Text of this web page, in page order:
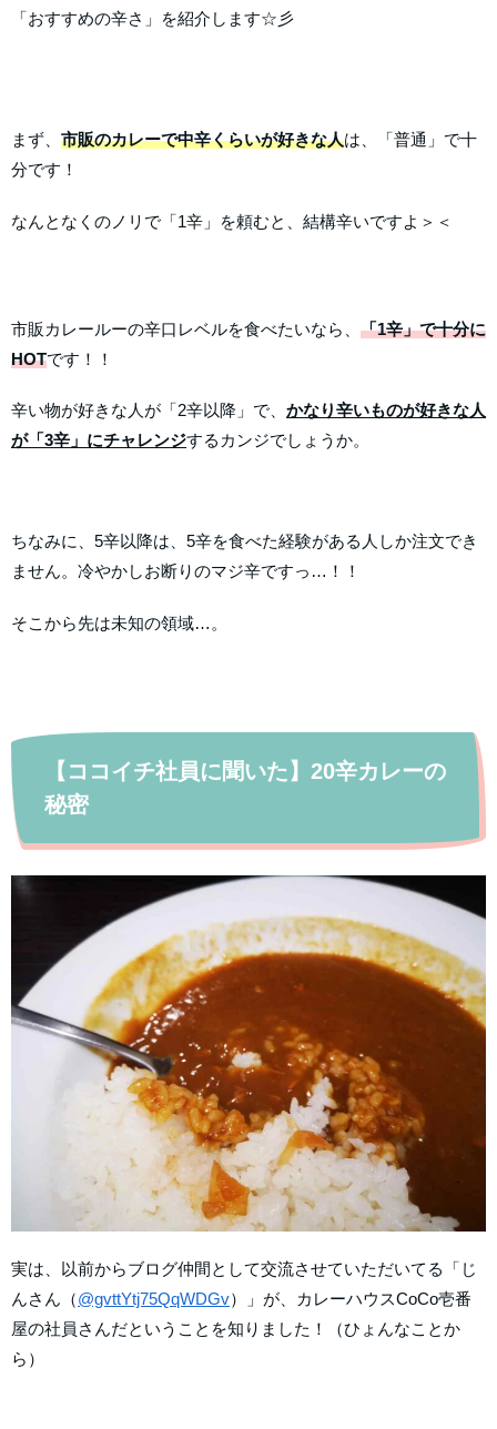
「おすすめの辛さ」を紹介します☆彡
まず、 市販のカレーで中辛くらいが好きな人は、「普通」で十
分です！
なんとなくのノリで「1辛」を頼むと、結構辛いですよ＞＜
市販カレールーの辛口レベルを食べたいなら、 「1辛」で十分に
HOTです！！
辛い物が好きな人が「2辛以降」で、 かなり辛いものが好きな人
が「3辛」にチャレンジするカンジでしょうか。
ちなみに、5辛以降は、5辛を食べた経験がある人しか注文でき
ません。冷やかしお断りのマジ辛ですっ…！！
そこから先は未知の領域…。
【ココイチ社員に聞いた】20辛カレーの
秘密
実は、以前からブログ仲間として交流させていただいてる「じ
んさん（@gvttYtj75QqWDGv）」が、カレーハウスCoCo壱番
屋の社員さんだということを知りました！（ひょんなことか
ら）